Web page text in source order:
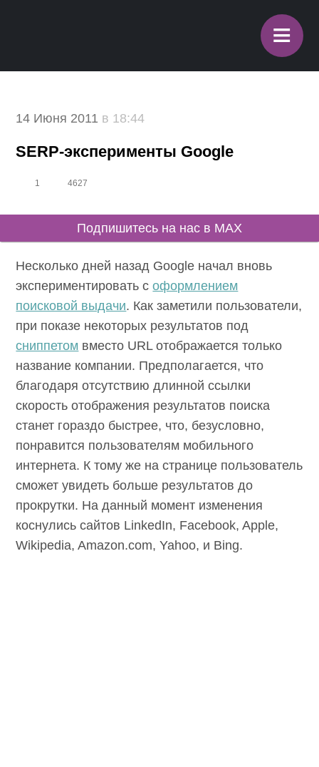
≡
14 Июня 2011 в 18:44
SERP-эксперименты Google
1 4627
Подпишитесь на нас в MAX
Несколько дней назад Google начал вновь
экспериментировать соформлением
поисковой выдачи. Как заметили пользователи,
при показе некоторых результатов под
сниппетом вместо URL отображается только
название компании. Предполагается, что
благодаря отсутствию длинной ссылки
скорость отображения результатов поиска
станет гораздо быстрее, что, безусловно,
понравится пользователям мобильного
интернета. К тому же на странице пользователь
сможет увидеть больше результатов до
прокрутки. На данный момент изменения
коснулись сайтов LinkedIn, Facebook, Apple,
Wikipedia, Amazon.com, Yahoo, и Bing.